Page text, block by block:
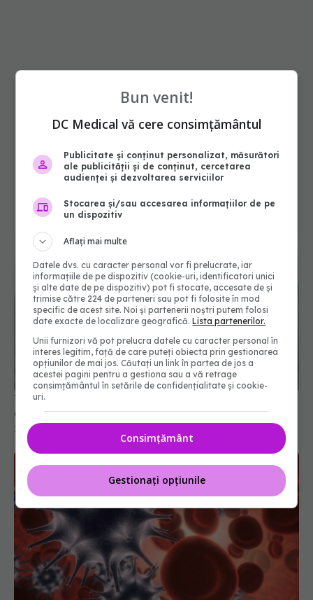
Testul simplu din salivă care îți spune dacă faci
cancer, Alzheimer sau diabet
10 mai 2025, 08:08
Sepsis: boala care îți poate salva viața, dar îți
poate distruge creierul. Ce trebuie să știți despre
sindromul post-sepsis
Bun venit!
DC Medical vă cere consimțământul
Publicitate și conținut personalizat, măsurători
ale publicității și de conținut, cercetarea
audienței și dezvoltarea serviciilor
Stocarea și/sau accesarea informațiilor de pe
un dispozitiv
Aflați mai multe
Datele dvs. cu caracter personal vor fi prelucrate, iar
informațiile de pe dispozitiv (cookie-uri, identificatori unici
și alte date de pe dispozitiv) pot fi stocate, accesate de și
trimise către 224 de parteneri sau pot fi folosite în mod
specific de acest site. Noi și partenerii noștri putem folosi
date exacte de localizare geografică.Lista partenerilor.
Unii furnizori vă pot prelucra datele cu caracter personal în
interes legitim, față de care puteți obiecta prin gestionarea
opțiunilor de mai jos. Căutați un link în partea de jos a
acestei pagini pentru a gestiona sau a vă retrage
consimțământul în setările de confidențialitate și cookie-
uri.
Consimțământ
Gestionați opțiunile